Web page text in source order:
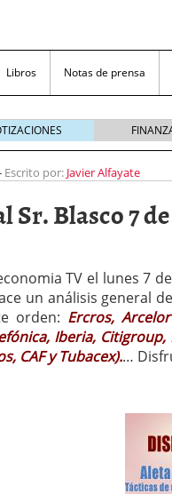
Libros Notas de prensa
por qué no hay que
22, 2024
por sus dividendos
herramienta para tus
Escrito por: Javier Alfayate
Blasco 7
TV el lunes 7
un análisis general
orden: Ercros,
Iberia, Citigroup,
CAF y Tubacex).…